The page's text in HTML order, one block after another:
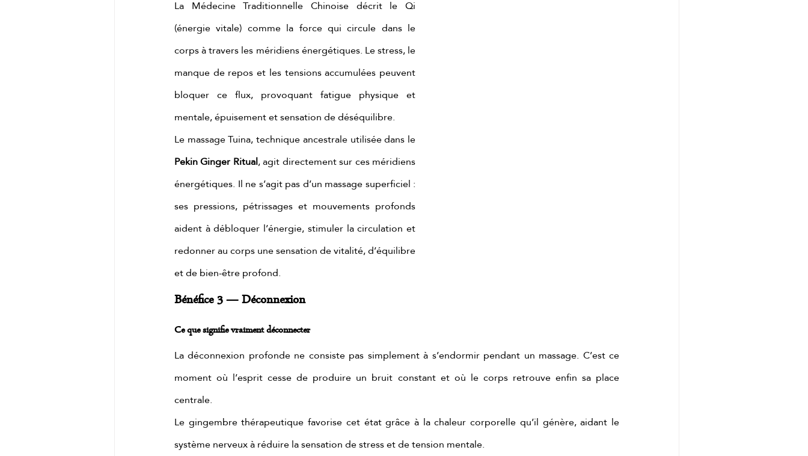
La Médecine Traditionnelle Chinoise décrit le Qi
(énergie vitale) comme la force qui circule dans le
corps à travers les méridiens énergétiques. Le stress, le
manque de repos et les tensions accumulées peuvent
bloquer ce flux, provoquant fatigue physique et
mentale, épuisement et sensation de déséquilibre.
Pekin Ginger Ritual, agit directement sur ces méridiens
énergétiques. Il ne s’agit pas d’un massage superficiel :
ses pressions, pétrissages et mouvements profonds
aident à débloquer l’énergie, stimuler la circulation et
redonner au corps une sensation de vitalité, d’équilibre
et de bien-être profond.
Bénéfice 3 — Déconnexion
Ce que signifie vraiment déconnecter
La déconnexion profonde ne consiste pas simplement à s’endormir pendant un massage. C’est ce
moment où l’esprit cesse de produire un bruit constant et où le corps retrouve enfin sa place
centrale.
Le gingembre thérapeutique favorise cet état grâce à la chaleur corporelle qu’il génère, aidant le
système nerveux à réduire la sensation de stress et de tension mentale.